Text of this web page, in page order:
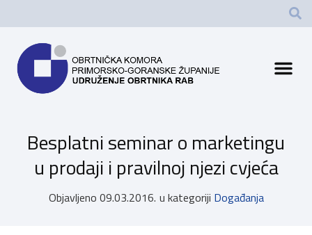
Besplatni seminar o marketingu
u prodaji i pravilnoj njezi cvjeća
Objavljeno 09.03.2016. u kategoriji Događanja